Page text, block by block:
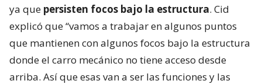
ya que persisten focos bajo la estructura. Cid
explicó que “vamos a trabajar en algunos puntos
que mantienen con algunos focos bajo la estructura
donde el carro mecánico no tiene acceso desde
arriba. Así que esas van a ser las funciones y las